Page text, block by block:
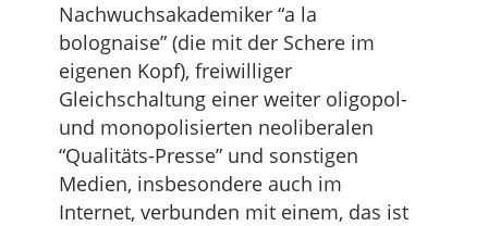
Nachwuchsakademiker “a la
bolognaise” (die mit der Schere im
eigenen Kopf), freiwilliger
Gleichschaltung einer weiter oligopol-
und monopolisierten neoliberalen
“Qualitäts-Presse” und sonstigen
Medien, insbesondere auch im
Internet, verbunden mit einem, das ist